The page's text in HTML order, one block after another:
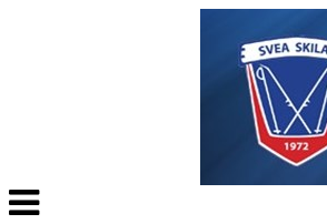
Veksle
navigasjon